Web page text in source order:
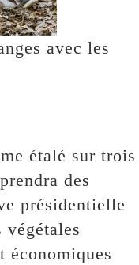
avec les
étalé sur trois
des
présidentielle
végétales
économiques